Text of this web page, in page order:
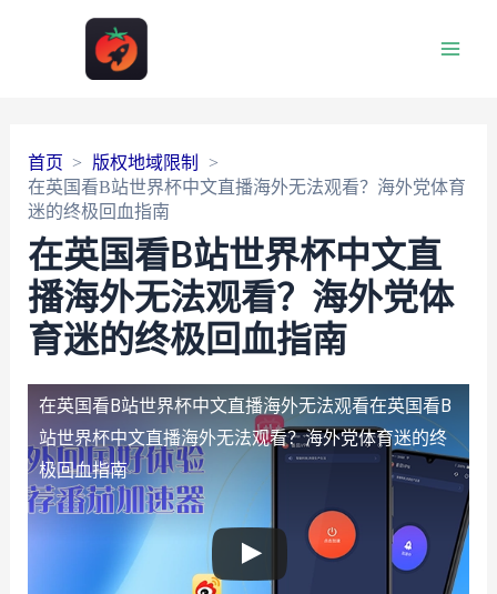
首页
版权地域限制
在英国看B站世界杯中文直播海外无法观看？海外党体育
迷的终极回血指南
在英国看B站世界杯中文直
播海外无法观看？海外党体
育迷的终极回血指南
在英国看B站世界杯中文直播海外无法观看在英国看B
站世界杯中文直播海外无法观看？海外党体育迷的终
极回血指南